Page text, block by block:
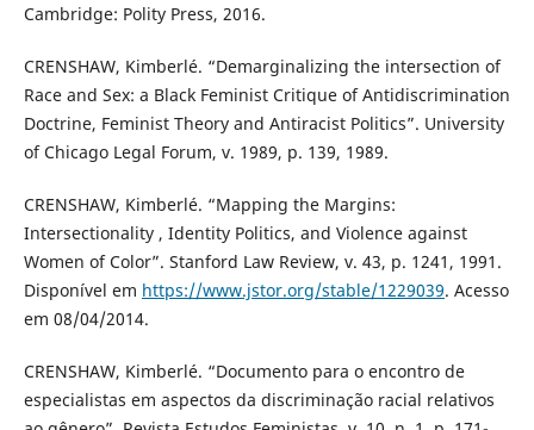
Cambridge: Polity Press, 2016.
CRENSHAW, Kimberlé. “Demarginalizing the intersection of
Race and Sex: a Black Feminist Critique of Antidiscrimination
Doctrine, Feminist Theory and Antiracist Politics”. University
of Chicago Legal Forum, v. 1989, p. 139, 1989.
CRENSHAW, Kimberlé. “Mapping the Margins:
Intersectionality , Identity Politics, and Violence against
Women of Color”. Stanford Law Review, v. 43, p. 1241, 1991.
Disponível em https://www.jstor.org/stable/1229039. Acesso
em 08/04/2014.
CRENSHAW, Kimberlé. “Documento para o encontro de
especialistas em aspectos da discriminação racial relativos